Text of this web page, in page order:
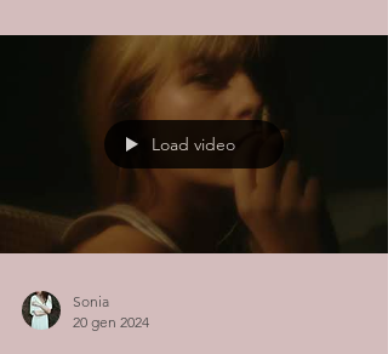
Load video
Sonia
20 gen 2024